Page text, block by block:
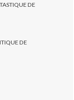
DE
DE